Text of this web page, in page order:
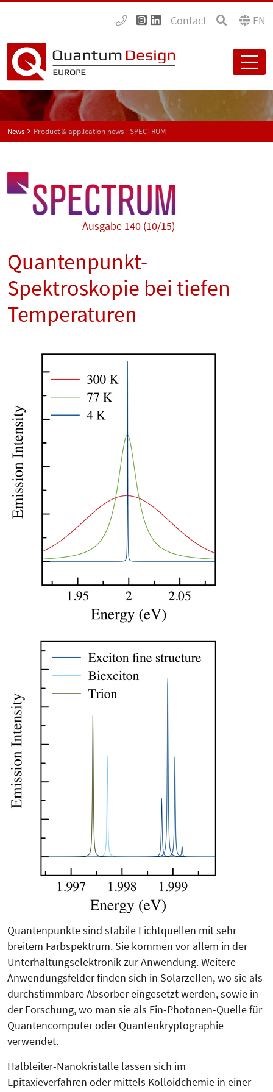
Contact EN
News Product & application news - SPECTRUM
Ausgabe 140 (10/15)
Quantenpunkt-
Spektroskopie bei tiefen
Temperaturen
Quantenpunkte sind stabile Lichtquel­len mit sehr
breitem Farb­spektrum. Sie kommen vor allem in der
Unter­hal­tungselektronik zur An­wen­dung. Weitere
Anwendungs­fel­der finden sich in Solarzellen, wo sie als
durchstimmbare Absorber eingesetzt werden, sowie in
der Forschung, wo man sie als Ein-Photonen-Quelle für
Quantencomputer oder Quanten­kryptographie
verwendet.
Halbleiter-Nanokristalle lassen sich im
Epitaxieverfahren oder mittels Kolloidchemie in einer